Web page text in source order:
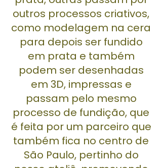
outros processos criativos,
como modelagem na cera
para depois ser fundido
em prata e também
podem ser desenhadas
em 3D, impressas e
passam pelo mesmo
processo de fundição, que
é feita por um parceiro que
também fica no centro de
São Paulo, pertinho do